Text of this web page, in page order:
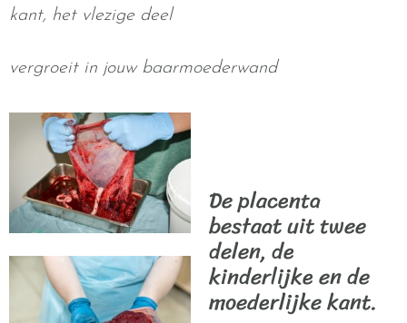
kant, het vlezige deel
vergroeit in jouw baarmoederwand
De placenta
bestaat uit twee
delen, de
kinderlijke en de
moederlijke kant.